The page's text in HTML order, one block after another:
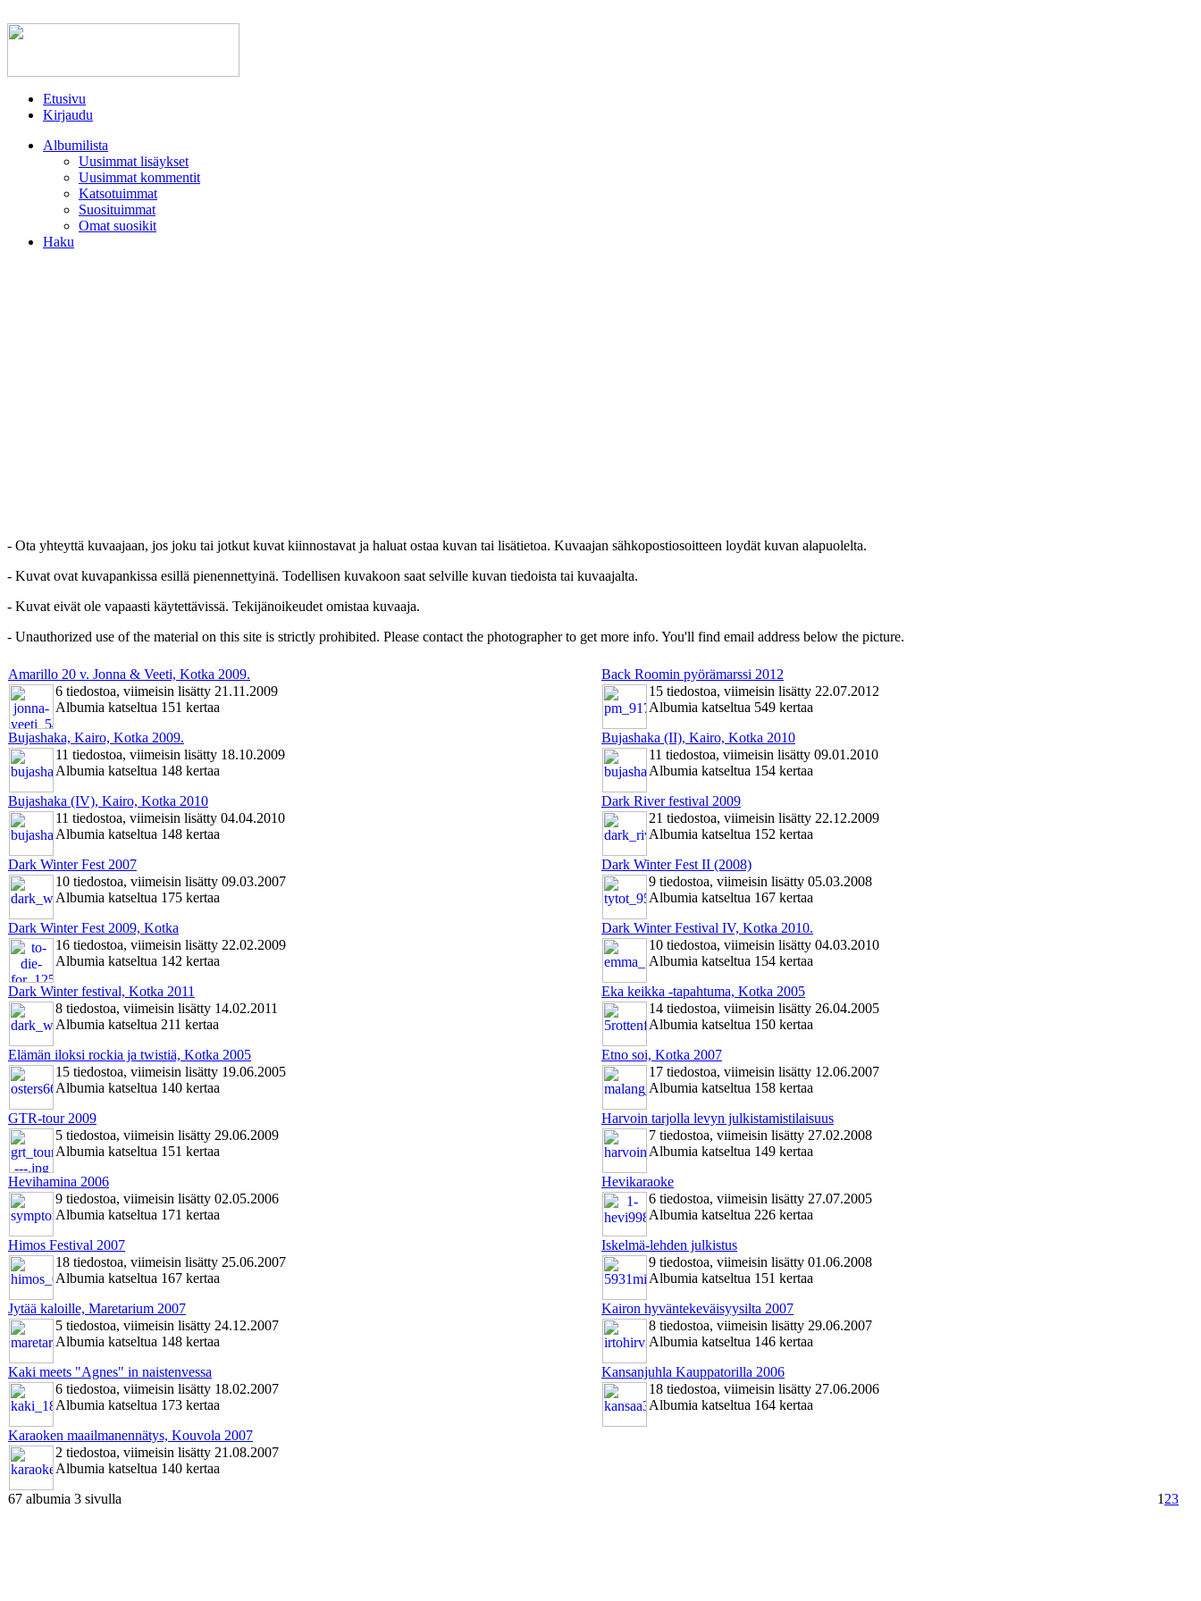
Etusivu
Kirjaudu
Albumilista
Uusimmat lisäykset
Uusimmat kommentit
Katsotuimmat
Suosituimmat
Omat suosikit
Haku
- Ota yhteyttä kuvaajaan, jos joku tai jotkut kuvat kiinnostavat ja haluat ostaa kuvan tai lisätietoa. Kuvaajan sähkopostiosoitteen loydät kuvan alapuolelta.
- Kuvat ovat kuvapankissa esillä pienennettyinä. Todellisen kuvakoon saat selville kuvan tiedoista tai kuvaajalta.
- Kuvat eivät ole vapaasti käytettävissä. Tekijänoikeudet omistaa kuvaaja.
- Unauthorized use of the material on this site is strictly prohibited. Please contact the photographer to get more info. You'll find email address below the picture.
Amarillo 20 v. Jonna & Veeti, Kotka 2009.
6 tiedostoa, viimeisin lisätty 21.11.2009
Albumia katseltua 151 kertaa
Back Roomin pyörämarssi 2012
15 tiedostoa, viimeisin lisätty 22.07.2012
Albumia katseltua 549 kertaa
Bujashaka, Kairo, Kotka 2009.
11 tiedostoa, viimeisin lisätty 18.10.2009
Albumia katseltua 148 kertaa
Bujashaka (II), Kairo, Kotka 2010
11 tiedostoa, viimeisin lisätty 09.01.2010
Albumia katseltua 154 kertaa
Bujashaka (IV), Kairo, Kotka 2010
11 tiedostoa, viimeisin lisätty 04.04.2010
Albumia katseltua 148 kertaa
Dark River festival 2009
21 tiedostoa, viimeisin lisätty 22.12.2009
Albumia katseltua 152 kertaa
Dark Winter Fest 2007
10 tiedostoa, viimeisin lisätty 09.03.2007
Albumia katseltua 175 kertaa
Dark Winter Fest II (2008)
9 tiedostoa, viimeisin lisätty 05.03.2008
Albumia katseltua 167 kertaa
Dark Winter Fest 2009, Kotka
16 tiedostoa, viimeisin lisätty 22.02.2009
Albumia katseltua 142 kertaa
Dark Winter Festival IV, Kotka 2010.
10 tiedostoa, viimeisin lisätty 04.03.2010
Albumia katseltua 154 kertaa
Dark Winter festival, Kotka 2011
8 tiedostoa, viimeisin lisätty 14.02.2011
Albumia katseltua 211 kertaa
Eka keikka -tapahtuma, Kotka 2005
14 tiedostoa, viimeisin lisätty 26.04.2005
Albumia katseltua 150 kertaa
Elämän iloksi rockia ja twistiä, Kotka 2005
15 tiedostoa, viimeisin lisätty 19.06.2005
Albumia katseltua 140 kertaa
Etno soi, Kotka 2007
17 tiedostoa, viimeisin lisätty 12.06.2007
Albumia katseltua 158 kertaa
GTR-tour 2009
5 tiedostoa, viimeisin lisätty 29.06.2009
Albumia katseltua 151 kertaa
Harvoin tarjolla levyn julkistamistilaisuus
7 tiedostoa, viimeisin lisätty 27.02.2008
Albumia katseltua 149 kertaa
Hevihamina 2006
9 tiedostoa, viimeisin lisätty 02.05.2006
Albumia katseltua 171 kertaa
Hevikaraoke
6 tiedostoa, viimeisin lisätty 27.07.2005
Albumia katseltua 226 kertaa
Himos Festival 2007
18 tiedostoa, viimeisin lisätty 25.06.2007
Albumia katseltua 167 kertaa
Iskelmä-lehden julkistus
9 tiedostoa, viimeisin lisätty 01.06.2008
Albumia katseltua 151 kertaa
Jytää kaloille, Maretarium 2007
5 tiedostoa, viimeisin lisätty 24.12.2007
Albumia katseltua 148 kertaa
Kairon hyväntekeväisyysilta 2007
8 tiedostoa, viimeisin lisätty 29.06.2007
Albumia katseltua 146 kertaa
Kaki meets "Agnes" in naistenvessa
6 tiedostoa, viimeisin lisätty 18.02.2007
Albumia katseltua 173 kertaa
Kansanjuhla Kauppatorilla 2006
18 tiedostoa, viimeisin lisätty 27.06.2006
Albumia katseltua 164 kertaa
Karaoken maailmanennätys, Kouvola 2007
2 tiedostoa, viimeisin lisätty 21.08.2007
Albumia katseltua 140 kertaa
67 albumia 3 sivulla
1 23